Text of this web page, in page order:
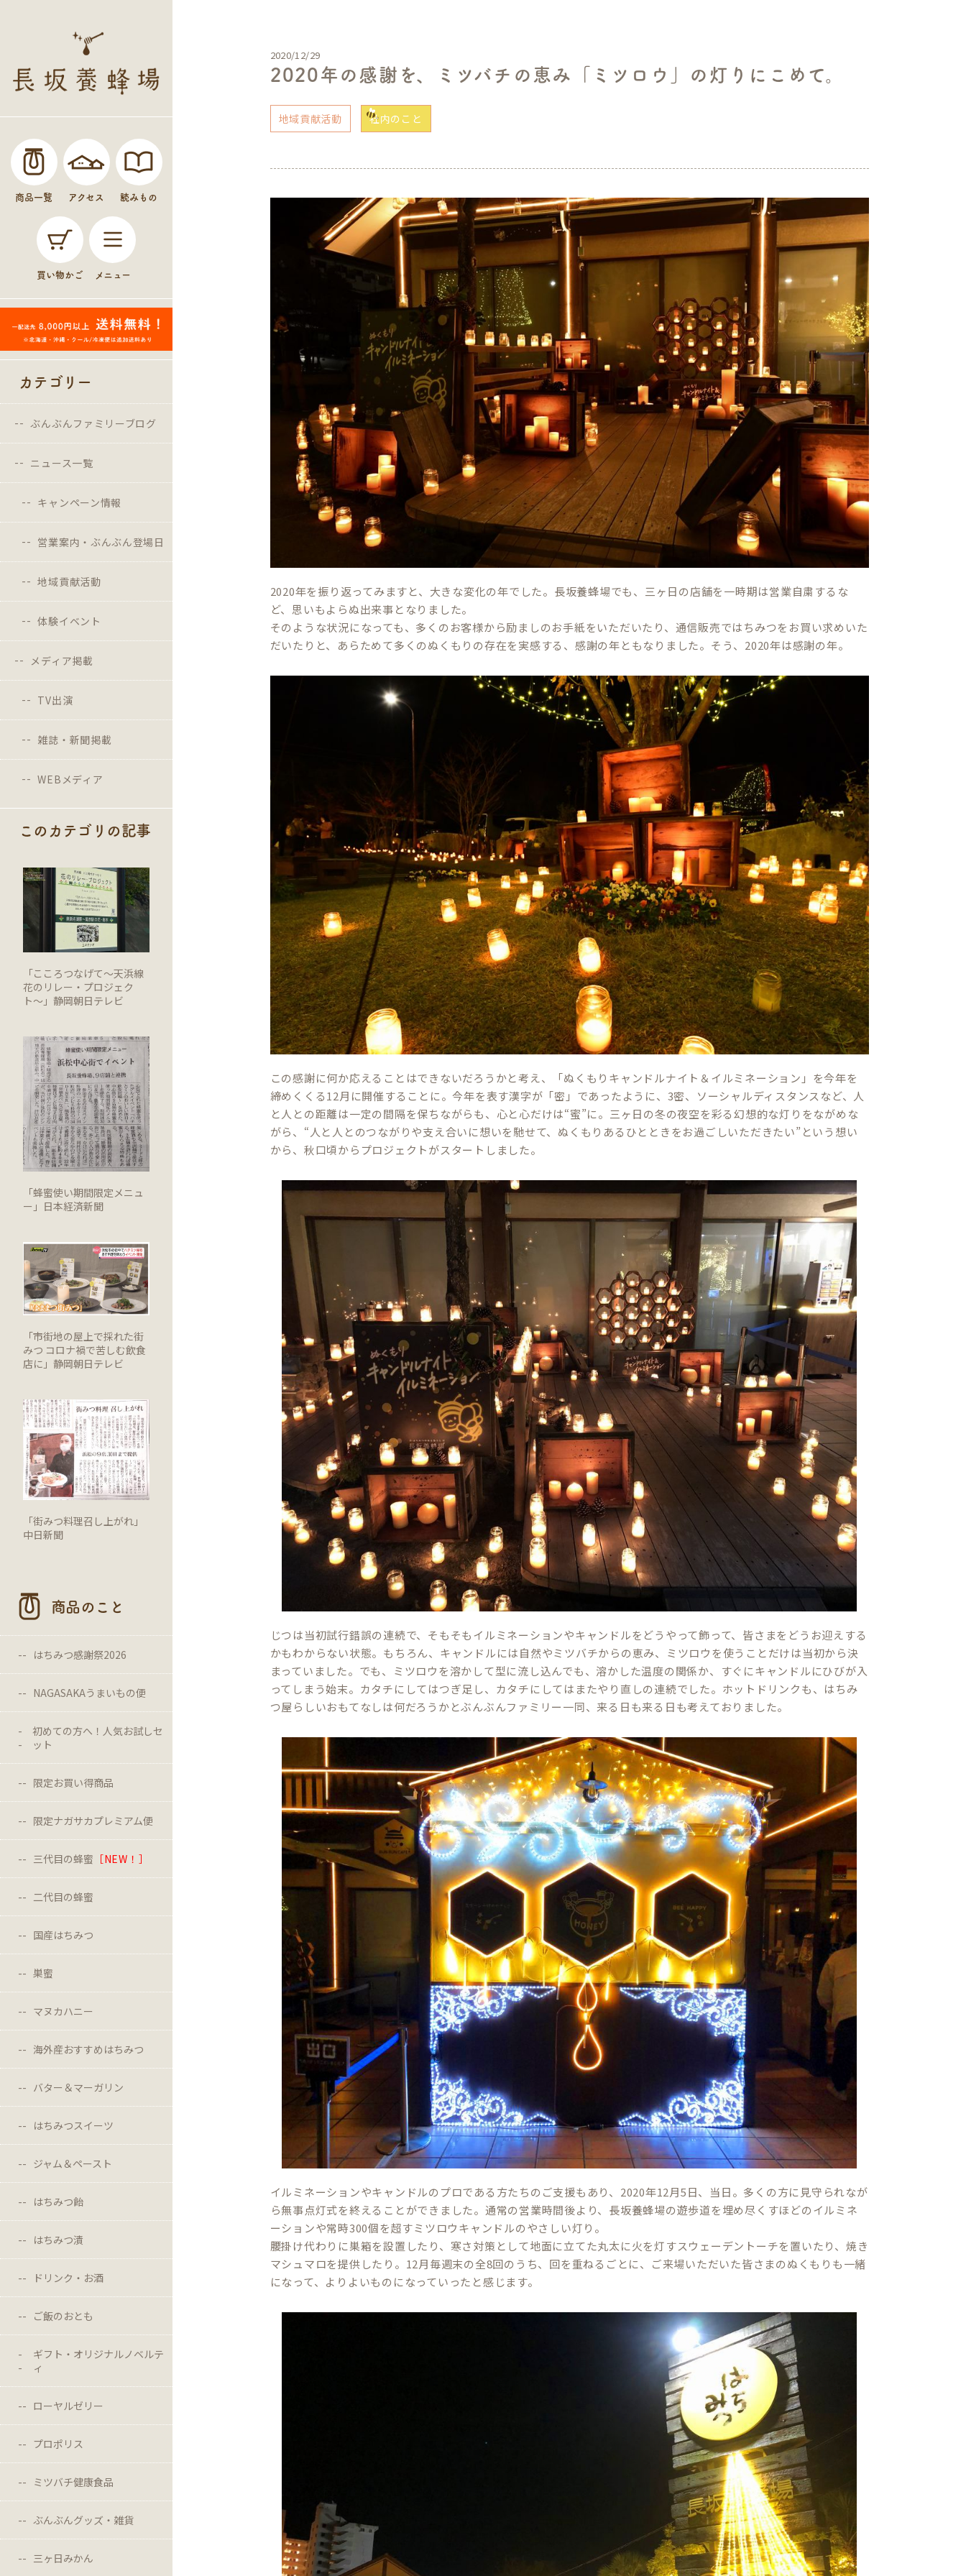
商品一覧 アクセス 読みもの
買い物かご メニュー
カテゴリー
ぶんぶんファミリーブログ
ニュース一覧
キャンペーン情報
営業案内・ぶんぶん登場日
地域貢献活動
体験イベント
メディア掲載
TV出演
雑誌・新聞掲載
WEBメディア
このカテゴリの記事
「こころつなげて〜天浜線
花のリレー・プロジェク
ト〜」静岡朝日テレビ
「蜂蜜使い期間限定メニュ
ー」日本経済新聞
「市街地の屋上で採れた街
みつ コロナ禍で苦しむ飲食
店に」静岡朝日テレビ
「街みつ料理召し上がれ」
中日新聞
商品のこと
はちみつ感謝祭2026
NAGASAKAうまいもの便
初めての方へ！人気お試しセ
ット
限定お買い得商品
限定ナガサカプレミアム便
三代目の蜂蜜 ［NEW！］
二代目の蜂蜜
国産はちみつ
巣蜜
マヌカハニー
海外産おすすめはちみつ
バター＆マーガリン
はちみつスイーツ
ジャム＆ペースト
はちみつ飴
はちみつ漬
ドリンク・お酒
ご飯のおとも
ギフト・オリジナルノベルテ
ィ
ローヤルゼリー
プロポリス
ミツバチ健康食品
ぶんぶんグッズ・雑貨
三ヶ日みかん
2020/12/29
2020年の感謝を、ミツバチの恵み「ミツロウ」の灯りにこめて。
地域貢献活動 社内のこと
2020年を振り返ってみますと、大きな変化の年でした。長坂養蜂場でも、三ヶ日の店舗を一時期は営業自粛するな
ど、思いもよらぬ出来事となりました。
そのような状況になっても、多くのお客様から励ましのお手紙をいただいたり、通信販売ではちみつをお買い求めいた
だいたりと、あらためて多くのぬくもりの存在を実感する、感謝の年ともなりました。そう、2020年は感謝の年。
この感謝に何か応えることはできないだろうかと考え、「ぬくもりキャンドルナイト＆イルミネーション」を今年を
締めくくる12月に開催することに。今年を表す漢字が「密」であったように、3密、ソーシャルディスタンスなど、人
と人との距離は一定の間隔を保ちながらも、心と心だけは“蜜”に。三ヶ日の冬の夜空を彩る幻想的な灯りをながめな
がら、“人と人とのつながりや支え合いに想いを馳せて、ぬくもりあるひとときをお過ごしいただきたい”という想い
から、秋口頃からプロジェクトがスタートしました。
じつは当初試行錯誤の連続で、そもそもイルミネーションやキャンドルをどうやって飾って、皆さまをどうお迎えする
かもわからない状態。もちろん、キャンドルには自然やミツバチからの恵み、ミツロウを使うことだけは当初から決
まっていました。でも、ミツロウを溶かして型に流し込んでも、溶かした温度の関係か、すぐにキャンドルにひびが入
ってしまう始末。カタチにしてはつぎ足し、カタチにしてはまたやり直しの連続でした。ホットドリンクも、はちみ
つ屋らしいおもてなしは何だろうかとぶんぶんファミリー一同、来る日も来る日も考えておりました。
イルミネーションやキャンドルのプロである方たちのご支援もあり、2020年12月5日、当日。多くの方に見守られなが
ら無事点灯式を終えることができました。通常の営業時間後より、長坂養蜂場の遊歩道を埋め尽くすほどのイルミネ
ーションや常時300個を超すミツロウキャンドルのやさしい灯り。
腰掛け代わりに巣箱を設置したり、寒さ対策として地面に立てた丸太に火を灯すスウェーデントーチを置いたり、焼き
マシュマロを提供したり。12月毎週末の全8回のうち、回を重ねるごとに、ご来場いただいた皆さまのぬくもりも一緒
になって、よりよいものになっていったと感じます。